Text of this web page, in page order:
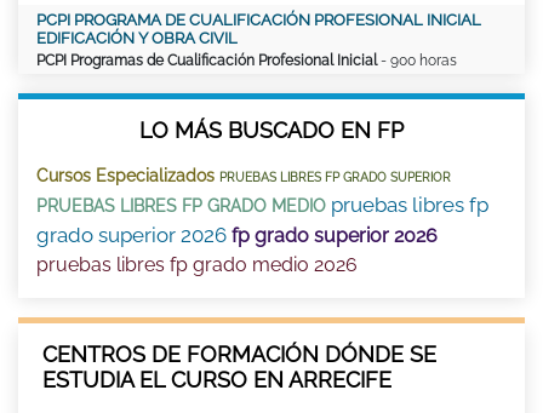
PCPI PROGRAMA DE CUALIFICACIÓN PROFESIONAL INICIAL
EDIFICACIÓN Y OBRA CIVIL
PCPI Programas de Cualificación Profesional Inicial- 900 horas
LO MÁS BUSCADO EN FP
Cursos Especializados PRUEBAS LIBRES FP GRADO SUPERIOR
PRUEBAS LIBRES FP GRADO MEDIO pruebas libres fp
grado superior 2026 fp grado superior 2026
pruebas libres fp grado medio 2026
CENTROS DE FORMACIÓN DÓNDE SE
ESTUDIA EL CURSO EN ARRECIFE